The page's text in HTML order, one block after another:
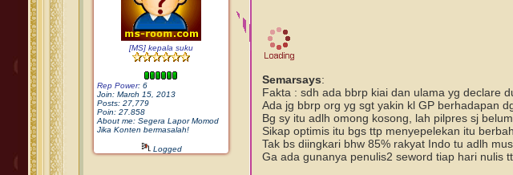
[MS] kepala suku
Rep Power: 6
Join: March 15, 2013
Posts: 27,779
Poin: 27.858
About me: Segera Lapor Momod
Jika Konten bermasalah!
Logged
Semarsays:
Fakta : sdh ada bbrp kiai dan ulama yg declare
Ada jg bbrp org yg sgt yakin kl GP berhadapan
Bg sy itu adlh omong kosong, lah pilpres sj
Sikap optimis itu bgs ttp menyepelekan itu
Tak bs diingkari bhw 85% rakyat Indo tu adlh
Ga ada gunanya penulis2 seword tiap hari nulis